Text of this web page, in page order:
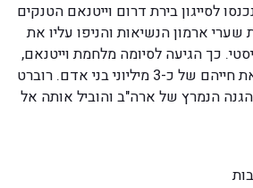
30 באפריל 1975, נכנסו לסייגון בירת דרום וייטנאם הטנקים
ארמון הנשיאות והניפו עליו את
כך הגיעה לסיומה מלחמת וייטנאם,
מלחמה ארורה שגבתה את חייהם של כ-3 מיליוני בני אדם. רוברט
הנמרץ של ארה"ב והוביל אותה אל